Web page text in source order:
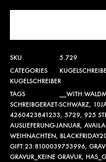
SKU
5.729
CATEGORIES
KUGELSCHREIBER
TAGS
SCHREIBGERAET-SCHWARZ,
4260423841233, 5729, 925
AUSLIEFERUNG-JANUAR,
WEIHNACHTEN,
GIFT:23:8100039753996,
GRAVUR_KEINE GRAVUR,